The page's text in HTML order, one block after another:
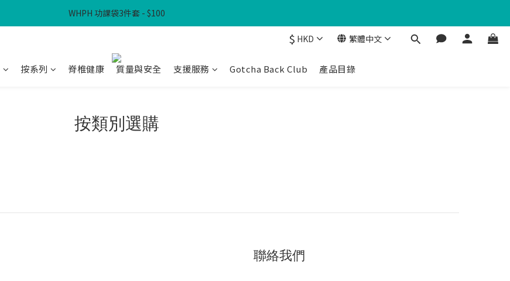
滿$300免本地運費
WHPH 功課袋3件套 - $100
$ HKD 繁體中文
按系列 脊椎健康 質量與安全 支援服務 Gotcha Back Club 產品目錄
按類別選購
聯絡我們